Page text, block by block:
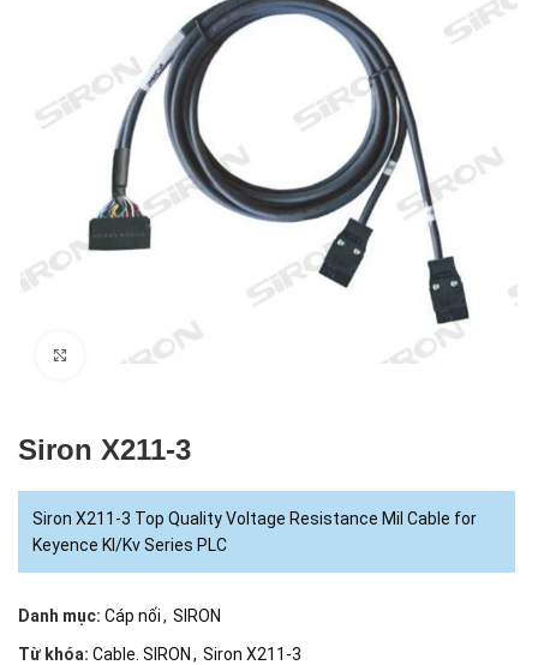
Click to enlarge
Siron X211-3
Siron X211-3 Top Quality Voltage Resistance Mil Cable for
Keyence Kl/Kv Series PLC
Danh mục: Cáp nối, SIRON
Từ khóa: Cable. SIRON, Siron X211-3